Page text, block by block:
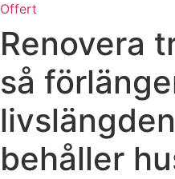
Offert
Renovera
så
behåller